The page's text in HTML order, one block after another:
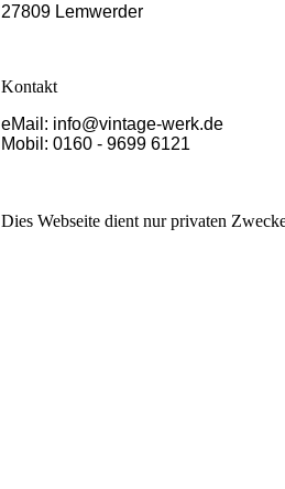
27809 Lemwerder
Kontakt
eMail: info@vintage-werk.de
Mobil: 0160 - 9699 6121
Dies Webseite dient nur privaten